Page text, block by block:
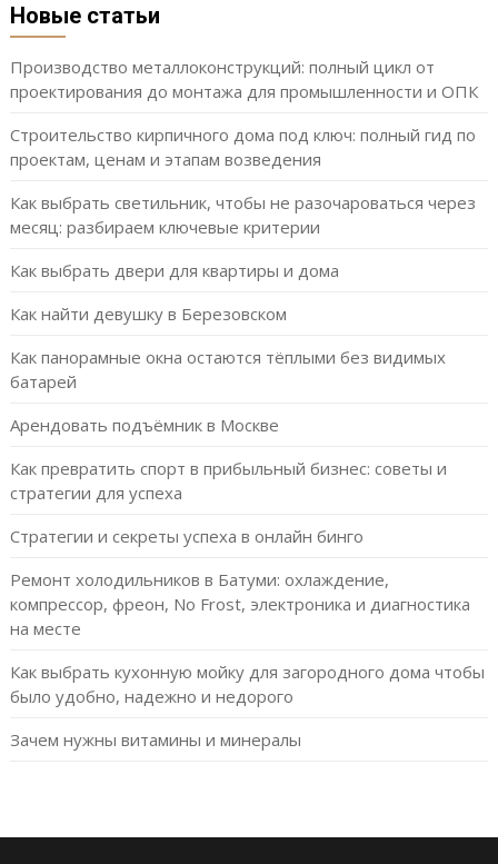
Новые статьи
Производство металлоконструкций: полный цикл от
проектирования до монтажа для промышленности и ОПК
Строительство кирпичного дома под ключ: полный гид по
проектам, ценам и этапам возведения
Как выбрать светильник, чтобы не разочароваться через
месяц: разбираем ключевые критерии
Как выбрать двери для квартиры и дома
Как найти девушку в Березовском
Как панорамные окна остаются тёплыми без видимых
батарей
Арендовать подъёмник в Москве
Как превратить спорт в прибыльный бизнес: советы и
стратегии для успеха
Стратегии и секреты успеха в онлайн бинго
Ремонт холодильников в Батуми: охлаждение,
компрессор, фреон, No Frost, электроника и диагностика
на месте
Как выбрать кухонную мойку для загородного дома чтобы
было удобно, надежно и недорого
Зачем нужны витамины и минералы